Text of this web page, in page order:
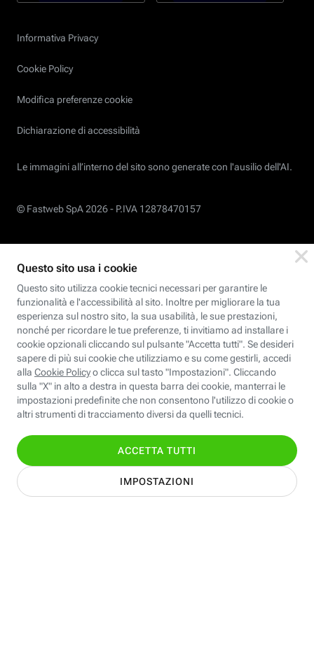
Informativa Privacy
Cookie Policy
Modifica preferenze cookie
Dichiarazione di accessibilità
Le immagini all’interno del sito sono generate con l'ausilio dell'AI.
© Fastweb SpA 2026 - P.IVA 12878470157